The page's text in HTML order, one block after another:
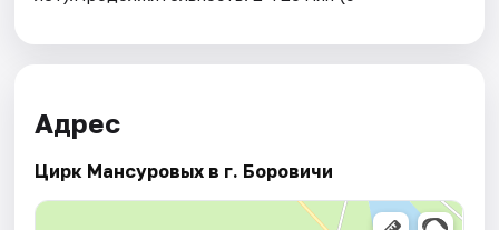
Адрес
Цирк Мансуровых в г. Боровичи